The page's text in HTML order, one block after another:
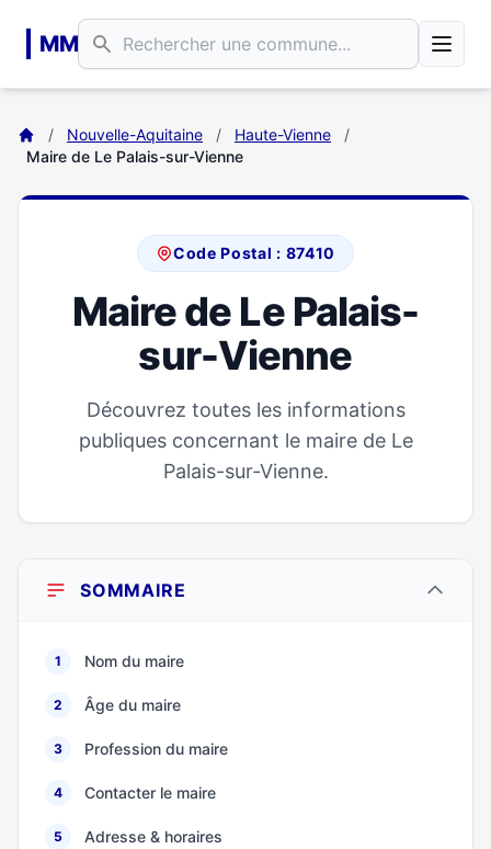
MM
/ Nouvelle-Aquitaine / Haute-Vienne
/
Maire de Le Palais-sur-Vienne
Code Postal : 87410
Maire de Le Palais-
sur-Vienne
Découvrez toutes les informations
publiques concernant le maire de Le
Palais-sur-Vienne.
SOMMAIRE
1 Nom du maire
2 Âge du maire
3 Profession du maire
4 Contacter le maire
5 Adresse & horaires